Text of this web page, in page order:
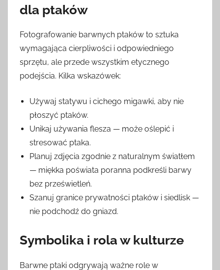
dla ptaków
Fotografowanie barwnych ptaków to sztuka
wymagająca cierpliwości i odpowiedniego
sprzętu, ale przede wszystkim etycznego
podejścia. Kilka wskazówek:
Używaj statywu i cichego migawki, aby nie
płoszyć ptaków.
Unikaj używania flesza — może oślepić i
stresować ptaka.
Planuj zdjęcia zgodnie z naturalnym światłem
— miękka poświata poranna podkreśli barwy
bez prześwietleń.
Szanuj granice prywatności ptaków i siedlisk —
nie podchodź do gniazd.
Symbolika i rola w kulturze
Barwne ptaki odgrywają ważne role w